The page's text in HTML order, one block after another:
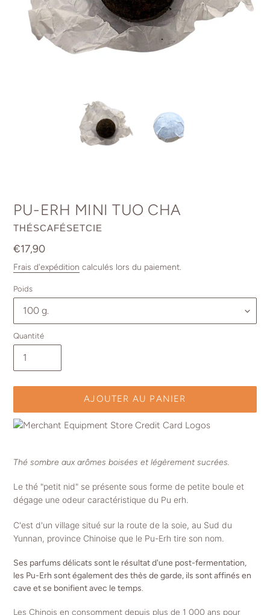
PU-ERH MINI TUO CHA
DISTRIBUTEUR
THÉSCAFÉSETCIE
Prix
normal
€17,90
Frais d'expédition calculés lors du paiement.
Poids
Quantité
AJOUTER AU PANIER
produit
panier
Thé sombre aux arômes boisées et légèrement sucrées.
Le thé "petit nid" se présente sous forme de petite boule et
dégage une odeur caractéristique du Pu erh.
C'est d'un village situé sur la route de la soie, au Sud du
Yunnan, province Chinoise que le Pu-Erh tire son nom.
Ses parfums délicats sont le résultat d'une post-fermentation,
les Pu-Erh sont également des thès de garde, ils sont affinés en
cave et se bonifient avec le temps
Les Chinois en consomment depuis plus de 1 000 ans pour